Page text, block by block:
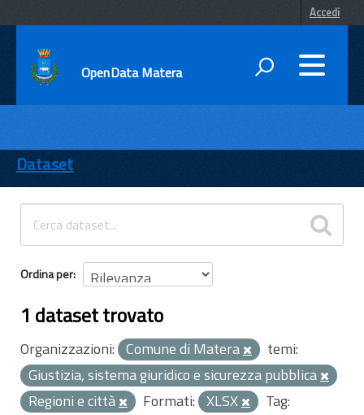
Accedi
OpenData Matera
ENTI
TEMI
INFORMAZIONI
Dataset
Ordina per
1 dataset trovato
Organizzazioni: Comune di Matera
temi:
Giustizia, sistema giuridico e sicurezza pubblica
Regioni e città
Formati: XLSX
Tag: